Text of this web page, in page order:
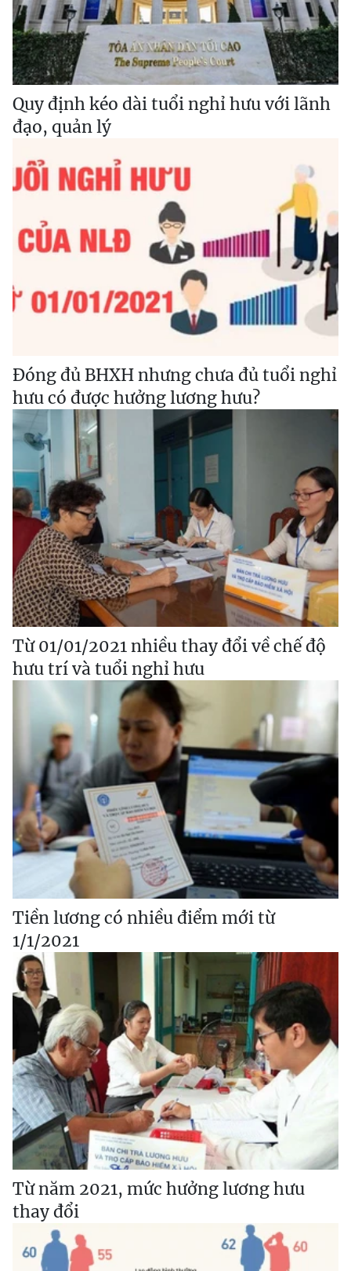
Quy định kéo dài tuổi nghỉ hưu với lãnh
đạo, quản lý
Đóng đủ BHXH nhưng chưa đủ tuổi nghỉ
hưu có được hưởng lương hưu?
Từ 01/01/2021 nhiều thay đổi về chế độ
hưu trí và tuổi nghỉ hưu
Tiền lương có nhiều điểm mới từ
1/1/2021
Từ năm 2021, mức hưởng lương hưu
thay đổi